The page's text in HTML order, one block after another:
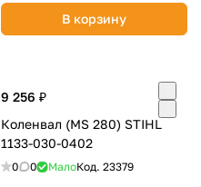
В корзину
9 256 ₽
Коленвал (MS 280) STIHL
1133-030-0402
0 0 МалоКод. 23379
раз в 2 недели